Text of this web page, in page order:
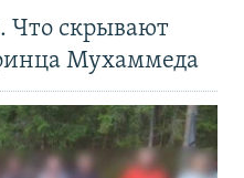
скрывают
Мухаммеда